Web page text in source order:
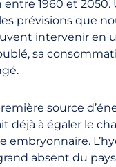
1960 et
prévisions que
intervenir en
sa
source
à égaler le
embryonnaire.
absent du